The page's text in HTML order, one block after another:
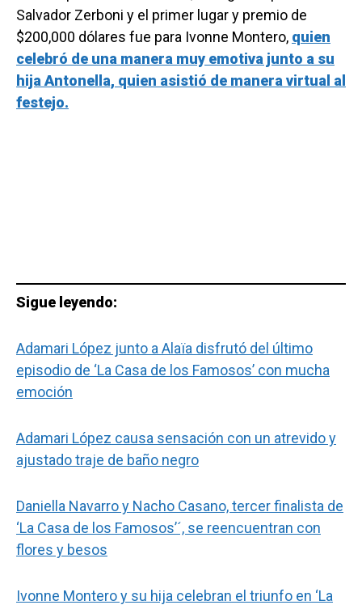
Salvador Zerboni y el primer lugar y premio de
$200,000 dólares fue para Ivonne Montero, quien
celebró de una manera muy emotiva junto a su
hija Antonella, quien asistió de manera virtual al
festejo.
Sigue leyendo:
Adamari López junto a Alaïa disfrutó del último
episodio de ‘La Casa de los Famosos’ con mucha
emoción
Adamari López causa sensación con un atrevido y
ajustado traje de baño negro
Daniella Navarro y Nacho Casano, tercer finalista de
‘La Casa de los Famosos’´, se reencuentran con
flores y besos
Ivonne Montero y su hija celebran el triunfo en ‘La